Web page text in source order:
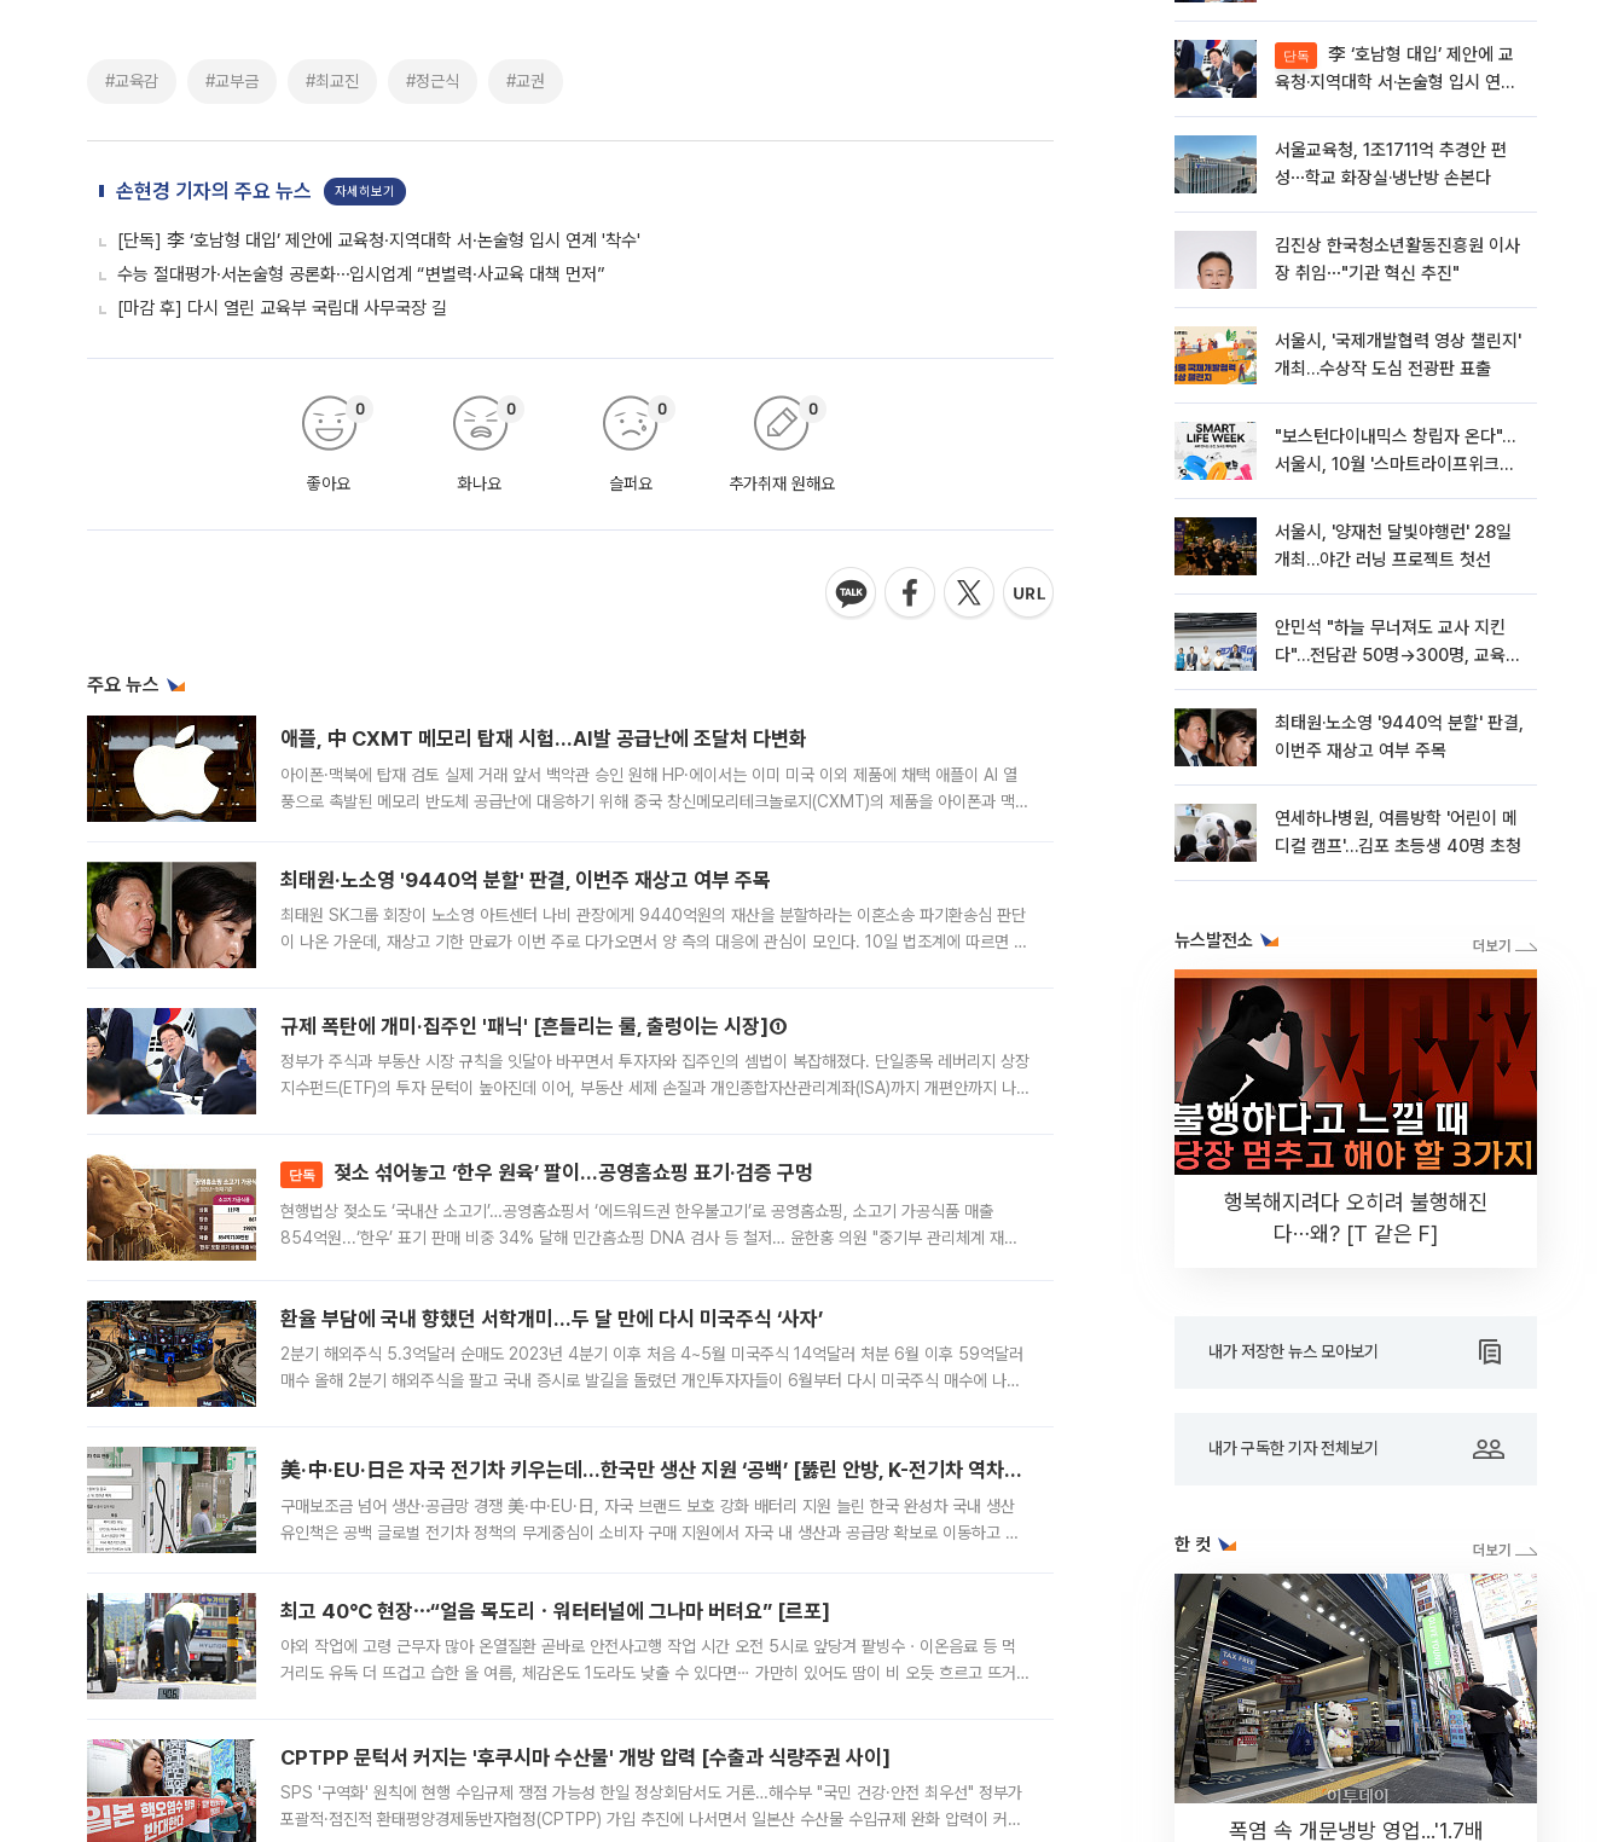
#교육감 #교부금 #최교진 #정근식 #교권
손현경 기자의 주요 뉴스 자세히보기
[단독] 李 ‘호남형 대입’ 제안에 교육청·지역대학 서·논술형 입시 연계 '착수'
수능 절대평가·서논술형 공론화⋯입시업계 “변별력·사교육 대책 먼저”
[마감 후] 다시 열린 교육부 국립대 사무국장 길
좋아요
0
화나요
0
슬퍼요
0
추가취재 원해요
0
주요 뉴스
애플, 中 CXMT 메모리 탑재 시험…AI발 공급난에 조달처 다변화
아이폰·맥북에 탑재 검토 실제 거래 앞서 백악관 승인 원해 HP·에이서는 이미 미국 이외 제품에 채택 애플이 AI 열
풍으로 촉발된 메모리 반도체 공급난에 대응하기 위해 중국 창신메모리테크놀로지(CXMT)의 제품을 아이폰과 맥북
최태원·노소영 '9440억 분할' 판결, 이번주 재상고 여부 주목
최태원 SK그룹 회장이 노소영 아트센터 나비 관장에게 9440억원의 재산을 분할하라는 이혼소송 파기환송심 판단
이 나온 가운데, 재상고 기한 만료가 이번 주로 다가오면서 양 측의 대응에 관심이 모인다. 10일 법조계에 따르면 최
규제 폭탄에 개미·집주인 '패닉' [흔들리는 룰, 출렁이는 시장]①
정부가 주식과 부동산 시장 규칙을 잇달아 바꾸면서 투자자와 집주인의 셈법이 복잡해졌다. 단일종목 레버리지 상장
지수펀드(ETF)의 투자 문턱이 높아진데 이어, 부동산 세제 손질과 개인종합자산관리계좌(ISA)까지 개편안까지 나
단독 젖소 섞어놓고 ‘한우 원육’ 팔이...공영홈쇼핑 표기·검증 구멍
현행법상 젖소도 ‘국내산 소고기’…공영홈쇼핑서 ‘에드워드권 한우불고기’로 공영홈쇼핑, 소고기 가공식품 매출
854억원...‘한우’ 표기 판매 비중 34% 달해 민간홈쇼핑 DNA 검사 등 철저… 윤한홍 의원 "중기부 관리체계 재설
환율 부담에 국내 향했던 서학개미…두 달 만에 다시 미국주식 ‘사자’
2분기 해외주식 5.3억달러 순매도 2023년 4분기 이후 처음 4~5월 미국주식 14억달러 처분 6월 이후 59억달러
매수 올해 2분기 해외주식을 팔고 국내 증시로 발길을 돌렸던 개인투자자들이 6월부터 다시 미국주식 매수에 나선
美·中·EU·日은 자국 전기차 키우는데…한국만 생산 지원 ‘공백’ [뚫린 안방, K-전기차 역차별]
구매보조금 넘어 생산·공급망 경쟁 美·中·EU·日, 자국 브랜드 보호 강화 배터리 지원 늘린 한국 완성차 국내 생산
유인책은 공백 글로벌 전기차 정책의 무게중심이 소비자 구매 지원에서 자국 내 생산과 공급망 확보로 이동하고 있
최고 40℃ 현장⋯“얼음 목도리ㆍ워터터널에 그나마 버텨요” [르포]
야외 작업에 고령 근무자 많아 온열질환 곧바로 안전사고행 작업 시간 오전 5시로 앞당겨 팥빙수ㆍ이온음료 등 먹
거리도 유독 더 뜨겁고 습한 올 여름, 체감온도 1도라도 낮출 수 있다면⋯ 가만히 있어도 땀이 비 오듯 흐르고 뜨거
CPTPP 문턱서 커지는 '후쿠시마 수산물' 개방 압력 [수출과 식량주권 사이]
SPS '구역화' 원칙에 현행 수입규제 쟁점 가능성 한일 정상회담서도 거론…해수부 "국민 건강·안전 최우선" 정부가
포괄적·점진적 환태평양경제동반자협정(CPTPP) 가입 추진에 나서면서 일본산 수산물 수입규제 완화 압력이 커질
단독
육청·지역대학 서·논술형 입시 연계
서울교육청, 1조1711억 추경안 편
성⋯학교 화장실·냉난방 손본다
김진상 한국청소년활동진흥원 이사
장 취임⋯"기관 혁신 추진"
서울시, '국제개발협력 영상 챌린지'
개최…수상작 도심 전광판 표출
"보스턴다이내믹스 창립자 온다"…
서울시, 10월 '스마트라이프위크
서울시, '양재천 달빛야행런' 28일
개최…야간 러닝 프로젝트 첫선
안민석 "하늘 무너져도 교사 지킨
다"…전담관 50명→300명, 교육감
최태원·노소영 '9440억 분할' 판결,
이번주 재상고 여부 주목
연세하나병원, 여름방학 '어린이 메
디컬 캠프'…김포 초등생 40명 초청
뉴스발전소
행복해지려다 오히려 불행해진
다⋯왜? [T 같은 F]
내가 저장한 뉴스 모아보기
내가 구독한 기자 전체보기
한 컷
폭염 속 개문냉방 영업...'1.7배